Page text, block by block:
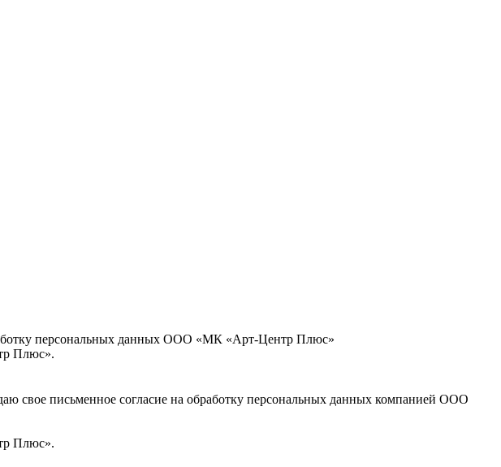
персональных данных ООО «МК «Арт-Центр Плюс»
Плюс».
свое письменное согласие на обработку персональных данных компанией ООО
Плюс».